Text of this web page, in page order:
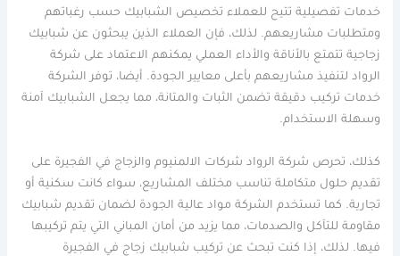
خدمات تفصيلية تتيح للعملاء تخصيص الشبابيك حسب رغباتهم
ومتطلبات مشاريعهم. لذلك، فإن العملاء الذين يبحثون عن شبابيك
زجاجية تتمتع بالأناقة والأداء العملي يمكنهم الاعتماد على شركة
الرواد لتنفيذ مشاريعهم بأعلى معايير الجودة. أيضا، توفر الشركة
خدمات تركيب دقيقة تضمن الثبات والمتانة، مما يجعل الشبابيك آمنة
وسهلة الاستخدام.
كذلك، تحرص شركة الرواد شركات الالمنيوم والزجاج في الفجيرة على
تقديم حلول متكاملة تناسب مختلف المشاريع، سواء كانت سكنية أو
تجارية. كما تستخدم الشركة مواد عالية الجودة لضمان تقديم شبابيك
مقاومة للتآكل والصدمات، مما يزيد من أمان المباني التي يتم تركيبها
فيها. لذلك، إذا كنت تبحث عن تركيب شبابيك زجاج في الفجيرة